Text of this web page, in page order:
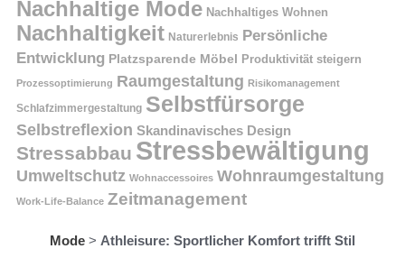
Nachhaltige Mode Nachhaltiges Wohnen
Nachhaltigkeit Naturerlebnis Persönliche
Entwicklung Platzsparende Möbel Produktivität steigern
Prozessoptimierung Raumgestaltung Risikomanagement
Schlafzimmergestaltung Selbstfürsorge
Selbstreflexion Skandinavisches Design
Stressabbau Stressbewältigung
Umweltschutz Wohnaccessoires Wohnraumgestaltung
Work-Life-Balance Zeitmanagement
Mode > Athleisure: Sportlicher Komfort trifft Stil